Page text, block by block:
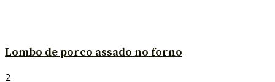
Lombo de porco assado no forno
2